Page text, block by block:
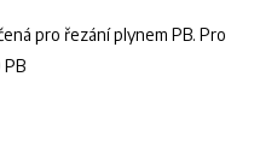
pro řezání plynem PB. Pro
PB